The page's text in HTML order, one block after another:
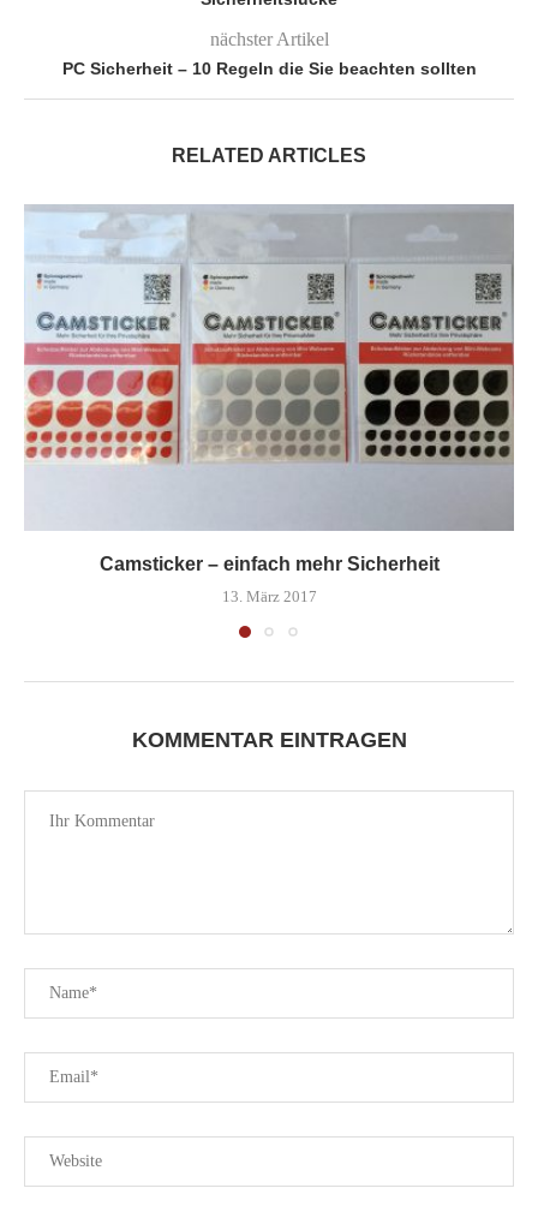
nächster Artikel
PC Sicherheit – 10 Regeln die Sie beachten sollten
RELATED ARTICLES
Camsticker – einfach mehr Sicherheit
13. März 2017
KOMMENTAR EINTRAGEN